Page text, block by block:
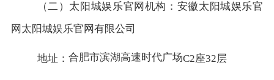
（二）太阳城娱乐官网机构：安徽太阳城娱乐官
网太阳城娱乐官网有限公司
地址： 合肥市滨湖高速时代广场C2座32层